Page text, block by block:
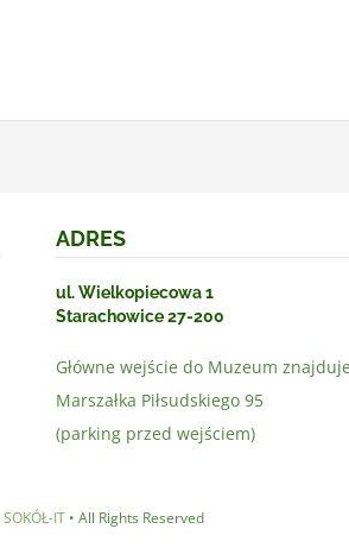
ADRES
ul. Wielkopiecowa 1
Starachowice 27-200
Główne wejście do Muzeum
Marszałka Piłsudskiego 95
(parking przed wejściem)
SOKÓŁ-IT• All Rights Reserved